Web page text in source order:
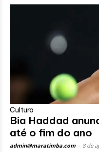
Cultura
Bia Haddad
até o fim do ano
admin@maratimba.com 8 de